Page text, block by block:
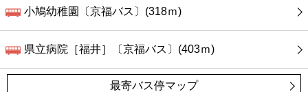
小鳩幼稚園〔京福バス〕(318ｍ)
県立病院［福井］〔京福バス〕(403ｍ)
最寄バス停マップ